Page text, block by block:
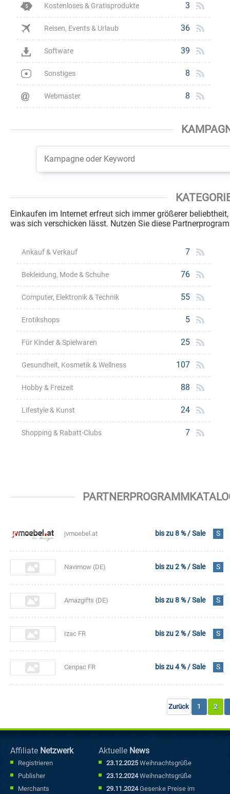
Kostenloses & Gratisprodukte 3
Reisen, Events & Urlaub 36
Software 39
Sonstiges 8
Webmaster 8
Einkaufen im Internet erfreut sich immer größerer
was sich verschicken lässt. Nutzen Sie diese
Ankauf & Verkauf 7
Bekleidung, Mode & Schuhe 76
Computer, Elektronik & Technik 55
Erotikshops 5
Für Kinder & Spielwaren 25
Gesundheit, Kosmetik & Wellness 107
Hobby & Freizeit 88
Lifestyle & Kunst 24
Shopping & Rabatt-Clubs 7
jvmoebel.at bis zu 8 % / Sale S
Navimow (DE) bis zu 2 % / Sale S
Amazgifts (DE) bis zu 8 % / Sale S
Izac FR bis zu 2 % / Sale S
Cenpac FR bis zu 4 % / Sale S
Zurück 1 2
Affiliate Netzwerk
Registrieren
Publisher
Merchants
Aktuelle News
23.12.2025Weihnachtsgrüße
23.12.2024Weihnachtsgrüße
29.11.2024Gesenke Preise im